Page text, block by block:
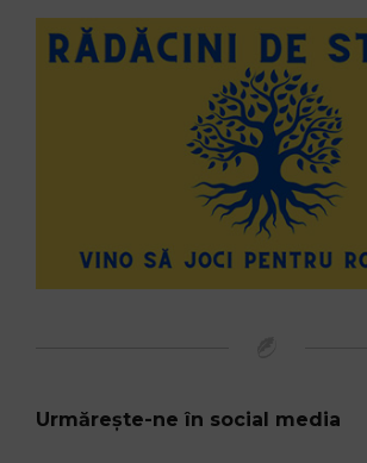
Urmărește-ne în social media